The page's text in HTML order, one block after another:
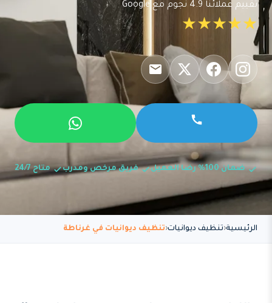
تقييم عملائنا 4.9 نجوم مع Google
★★★★★
ضمان 100% رضا العميل فريق مرخص ومدرب متاح 24/7
الرئيسية تنظيف ديوانيات تنظيف ديوانيات في غرناطة